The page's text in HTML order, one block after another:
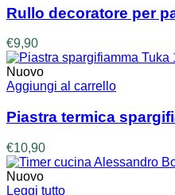
Rullo decoratore per
€9,90
Nuovo
Aggiungi al carrello
Piastra termica
€10,90
Nuovo
Leggi tutto